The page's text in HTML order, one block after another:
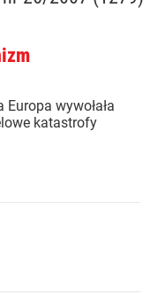
wywołała
katastrofy